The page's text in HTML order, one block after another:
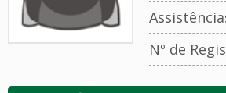
Nº de